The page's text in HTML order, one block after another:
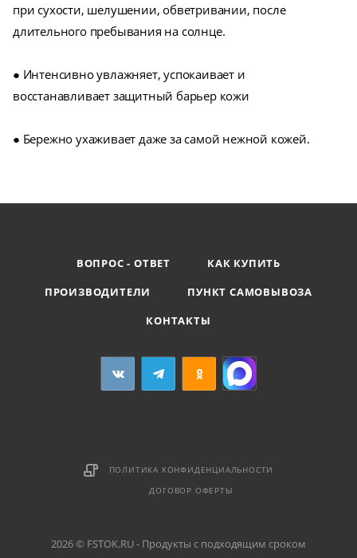
при сухости, шелушении, обветривании, после
длительного пребывания на солнце.
● Интенсивно увлажняет, успокаивает и
восстанавливает защитный барьер кожи
● Бережно ухаживает даже за самой нежной кожей.
ВОПРОС - ОТВЕТ
КАК КУПИТЬ
ПРОИЗВОДИТЕЛИ
ПУНКТ САМОВЫВОЗА
КОНТАКТЫ
ПОЛИТИКА КОНФИДЕНЦИАЛЬНОСТИ
ДОГОВОР ОФЕРТЫ
2026 © FSTOK.RU - Продукты с подходящим сроком